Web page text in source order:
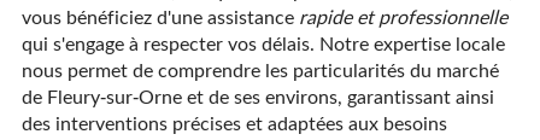
vous bénéficiez d'une assistance rapide et professionnelle
qui s'engage à respecter vos délais. Notre expertise locale
nous permet de comprendre les particularités du marché
de Fleury-sur-Orne et de ses environs, garantissant ainsi
des interventions précises et adaptées aux besoins